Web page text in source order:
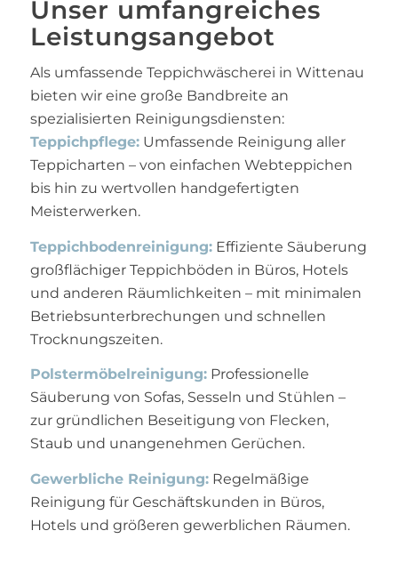
Unser umfangreiches
Leistungsangebot
Als umfassende Teppichwäscherei in Wittenau
bieten wir eine große Bandbreite an
spezialisierten Reinigungsdiensten:
Teppichpflege:Umfassende Reinigung aller
Teppicharten – von einfachen Webteppichen
bis hin zu wertvollen handgefertigten
Meisterwerken.
Teppichbodenreinigung:Effiziente Säuberung
großflächiger Teppichböden in Büros, Hotels
und anderen Räumlichkeiten – mit minimalen
Betriebsunterbrechungen und schnellen
Trocknungszeiten.
Polstermöbelreinigung:Professionelle
Säuberung von Sofas, Sesseln und Stühlen –
zur gründlichen Beseitigung von Flecken,
Staub und unangenehmen Gerüchen.
Gewerbliche Reinigung:Regelmäßige
Reinigung für Geschäftskunden in Büros,
Hotels und größeren gewerblichen Räumen.